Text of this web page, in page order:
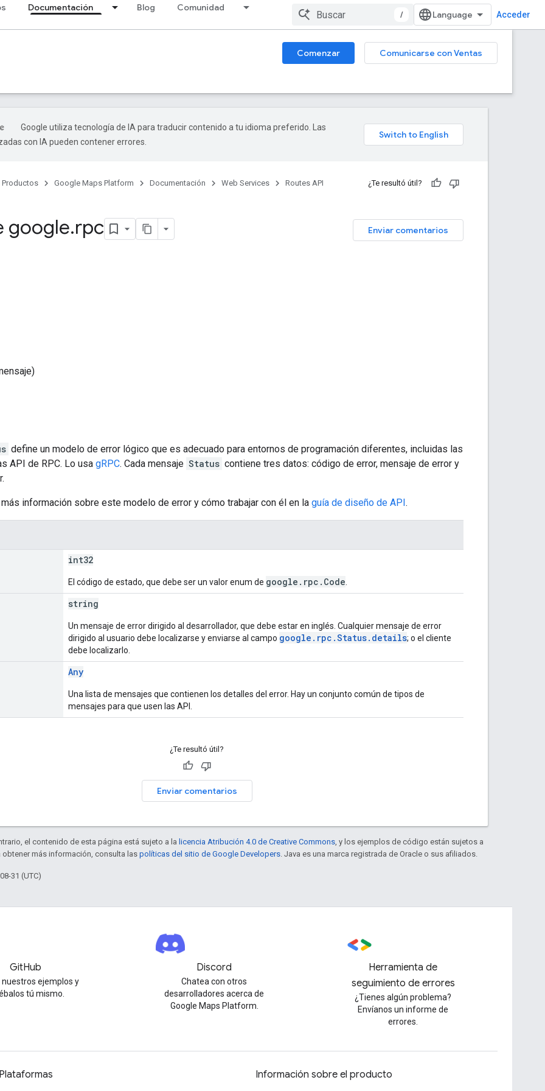
Documentación Blog Comunidad
/ Acceder
Comenzar
Comunicarse con Ventas
Google utiliza tecnología de IA para traducir contenido a tu idioma preferido. Las
con IA pueden contener errores.
Productos Google Maps Platform Documentación Web Services
Routes API
¿Te resultó útil?
Enviar comentarios
google.rpc
define un modelo de error lógico que es adecuado para entornos de programación diferentes, incluidas las
API de RPC. Lo usa gRPC. Cada mensaje Status contiene tres datos: código de error, mensaje de error y
más información sobre este modelo de error y cómo trabajar con él en la guía de diseño de API.
int32
El código de estado, que debe ser un valor enum de google.rpc.Code
string
Un mensaje de error dirigido al desarrollador, que debe estar en inglés. Cualquier mensaje de error
dirigido al usuario debe localizarse y enviarse al campo google.rpc.Status.details; o el cliente
debe localizarlo.
Any
Una lista de mensajes que contienen los detalles del error. Hay un conjunto común de tipos de
mensajes para que usen las API.
¿Te resultó útil?
Enviar comentarios
el contenido de esta página está sujeto a la licencia Atribución 4.0 de Creative Commons , y los ejemplos de código están sujetos a
obtener más información, consulta las políticas del sitio de Google Developers . Java es una marca registrada de Oracle o sus afiliados.
31 (UTC)
GitHub
nuestros ejemplos y
tú mismo.
Discord
Chatea con otros
desarrolladores acerca de
Google Maps Platform.
Herramienta de
seguimiento de errores
¿Tienes algún problema?
Envíanos un informe de
errores.
Plataformas Información sobre el producto